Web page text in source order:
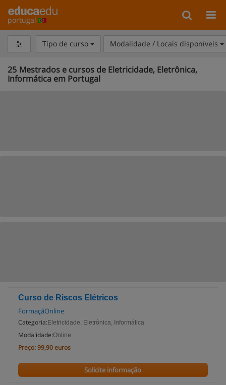
portugal
Tipo de curso Modalidade / Locais disponíveis
25 Mestrados e cursos de Eletricidade, Eletrônica,
Informática em Portugal
Curso de Riscos Elétricos
FormaçãOnline
Categoria: Eletricidade, Eletrônica, Informática
Modalidade:Online
Preço:99,90 euros
Solicite informação